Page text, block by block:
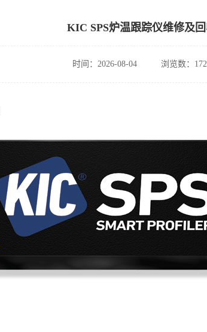
KIC SPS炉温跟踪仪维修及
时间：2026-08-04 浏览数：